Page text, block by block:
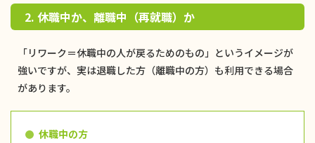
2. 休職中か、離職中（再就職）か
「リワーク＝休職中の人が戻るためのもの」というイメージが
強いですが、実は退職した方（離職中の方）も利用できる場合
があります。
休職中の方